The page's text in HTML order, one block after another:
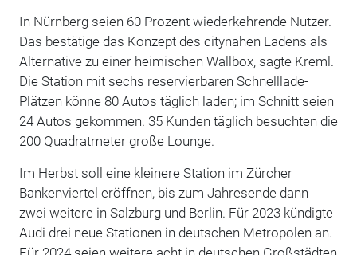
In Nürnberg seien 60 Prozent wiederkehrende Nutzer.
Das bestätige das Konzept des citynahen Ladens als
Alternative zu einer heimischen Wallbox, sagte Kreml.
Die Station mit sechs reservierbaren Schnelllade-
Plätzen könne 80 Autos täglich laden; im Schnitt seien
24 Autos gekommen. 35 Kunden täglich besuchten die
200 Quadratmeter große Lounge.
Im Herbst soll eine kleinere Station im Zürcher
Bankenviertel eröffnen, bis zum Jahresende dann
zwei weitere in Salzburg und Berlin. Für 2023 kündigte
Audi drei neue Stationen in deutschen Metropolen an.